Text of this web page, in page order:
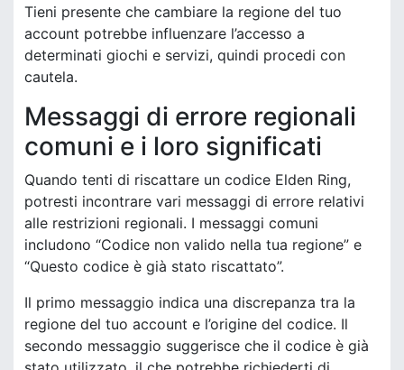
Tieni presente che cambiare la regione del tuo
account potrebbe influenzare l’accesso a
determinati giochi e servizi, quindi procedi con
cautela.
Messaggi di errore regionali
comuni e i loro significati
Quando tenti di riscattare un codice Elden Ring,
potresti incontrare vari messaggi di errore relativi
alle restrizioni regionali. I messaggi comuni
includono “Codice non valido nella tua regione” e
“Questo codice è già stato riscattato”.
Il primo messaggio indica una discrepanza tra la
regione del tuo account e l’origine del codice. Il
secondo messaggio suggerisce che il codice è già